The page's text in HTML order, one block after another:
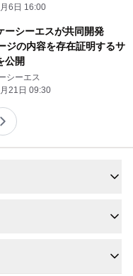
6日 16:00
ーシーエスが共同開発
ジの内容を存在証明するサ
公開
シーエス
21日 09:30